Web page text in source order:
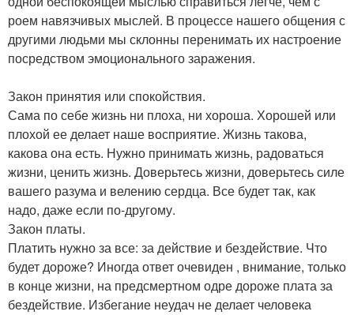
роем навязчивых мыслей. В процессе нашего общения с
другими людьми мы склонны перенимать их настроение
посредством эмоционального заражения.
Закон принятия или спокойствия.
Сама по себе жизнь ни плоха, ни хороша. Хорошей или
плохой ее делает наше восприятие. Жизнь такова,
какова она есть. Нужно принимать жизнь, радоваться
жизни, ценить жизнь. Доверьтесь жизни, доверьтесь силе
вашего разума и велению сердца. Все будет так, как
надо, даже если по-другому.
Закон платы.
Платить нужно за все: за действие и бездействие. Что
будет дороже? Иногда ответ очевиден , внимание, только
в конце жизни, на предсмертном одре дороже плата за
бездействие. Избегание неудач не делает человека